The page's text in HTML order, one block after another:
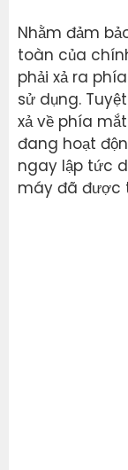
Nhằm đảm
toàn của
phải xả ra
sử dụng.
xả về phía
đang hoạt
ngay lập tức
máy đã được